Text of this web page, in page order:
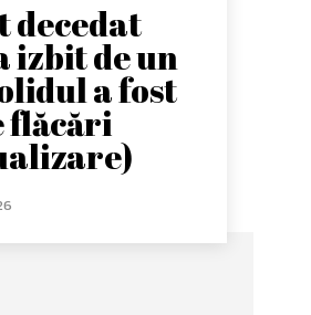
decedat
izbit de un
a fost
flăcări